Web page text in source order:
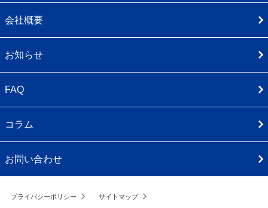
会社概要
お知らせ
FAQ
コラム
お問い合わせ
プライバシーポリシー サイトマップ